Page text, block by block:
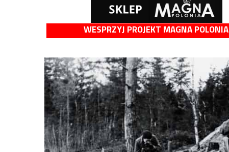
WESPRZYJ PROJEKT MAGNA POLONIA